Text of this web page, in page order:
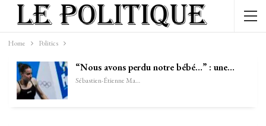
Home Politics
“Nous avons perdu notre bébé…” : une…
Sébastien-Étienne Marechal